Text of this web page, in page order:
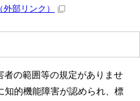
（外部リンク）
の範囲等の規定がありませ
知的機能障害が認められ、標